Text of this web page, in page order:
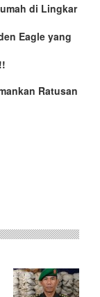
di Lingkar
Eagle yang
Ratusan